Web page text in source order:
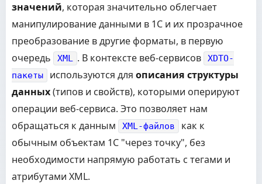
значений, которая значительно облегчает
манипулирование данными в 1С и их прозрачное
преобразование в другие форматы, в первую
очередь
XML . В контексте веб-сервисов
XDTO-
пакеты
используются для описания структуры
данных(типов и свойств), которыми оперируют
операции веб-сервиса. Это позволяет нам
обращаться к данным
XML-файлов
как к
обычным объектам 1С "через точку", без
необходимости напрямую работать с тегами и
атрибутами XML.